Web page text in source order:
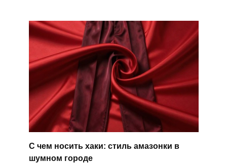
С чем носить хаки: стиль амазонки в
шумном городе